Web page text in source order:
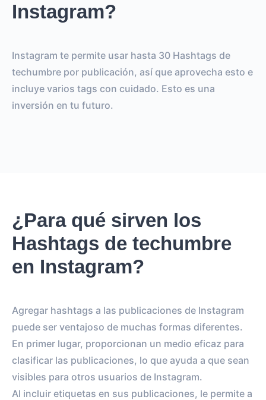
Instagram?
Instagram te permite usar hasta 30 Hashtags de
techumbre por publicación, así que aprovecha esto e
incluye varios tags con cuidado. Esto es una
inversión en tu futuro.
¿Para qué sirven los
Hashtags de techumbre
en Instagram?
Agregar hashtags a las publicaciones de Instagram
puede ser ventajoso de muchas formas diferentes.
En primer lugar, proporcionan un medio eficaz para
clasificar las publicaciones, lo que ayuda a que sean
visibles para otros usuarios de Instagram.
Al incluir etiquetas en sus publicaciones, le permite a